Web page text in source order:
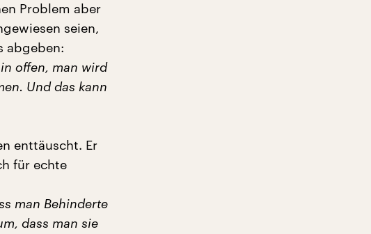
Problem aber
seien,
abgeben:
offen, man wird
Und das kann
enttäuscht. Er
für echte
man Behinderte
dass man sie